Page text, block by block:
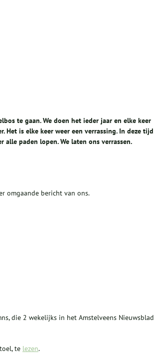
te gaan. We doen het ieder jaar en elke keer
Het is elke keer weer een verrassing. In deze tijd
paden lopen. We laten ons verrassen.
omgaande bericht van ons.
die 2 wekelijks in het Amstelveens Nieuwsblad
te lezen.